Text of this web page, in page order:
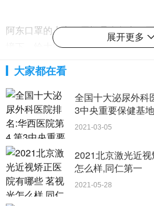
阿东口罩的上市，无疑是在复杂、
境下，给大家注入一针强心剂，为
护罩，为大家的安全和健康保驾护航
没有了
展开更多
大家都在看
全国十大泌尿外科
3中央重要保健基地
2021-03-05
2021北京激光近
怎么样,同仁第一
2021-05-28